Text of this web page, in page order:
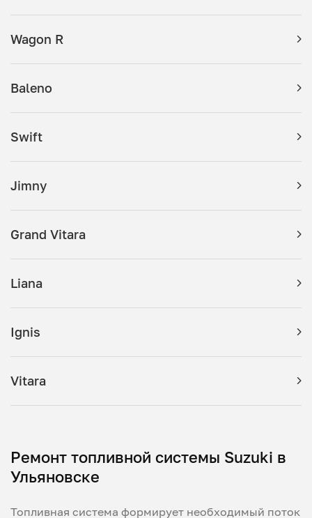
Wagon R
Baleno
Swift
Jimny
Grand Vitara
Liana
Ignis
Vitara
Ремонт топливной системы Suzuki в
Ульяновске
Топливная система формирует необходимый поток